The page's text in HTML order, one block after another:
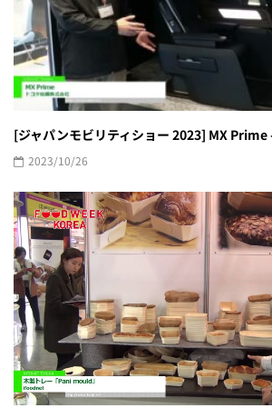
[ジャパンモビリティショー 2023] MX Prime
2023/10/26